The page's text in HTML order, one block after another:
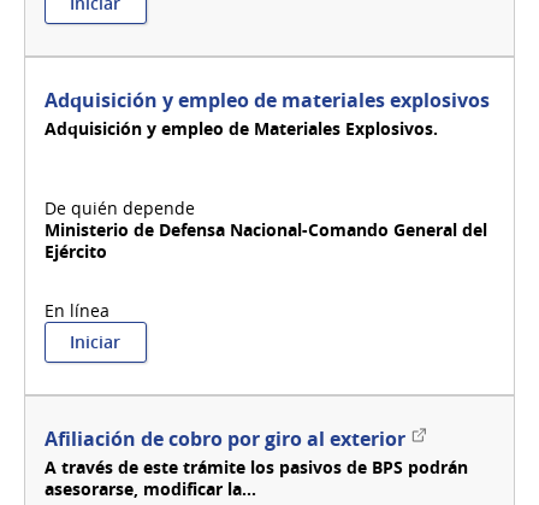
Adquisición
de
información
aeronáutica
Adquisición y empleo de materiales explosivos
Adquisición y empleo de Materiales Explosivos.
Ministerio de Defensa Nacional-Comando General del
Ejército
Iniciar:
Adquisición
de
materiales
explosivos
Afiliación de cobro por giro al exteriorEnlace
externo
A través de este trámite los pasivos de BPS podrán
asesorarse, modificar la...